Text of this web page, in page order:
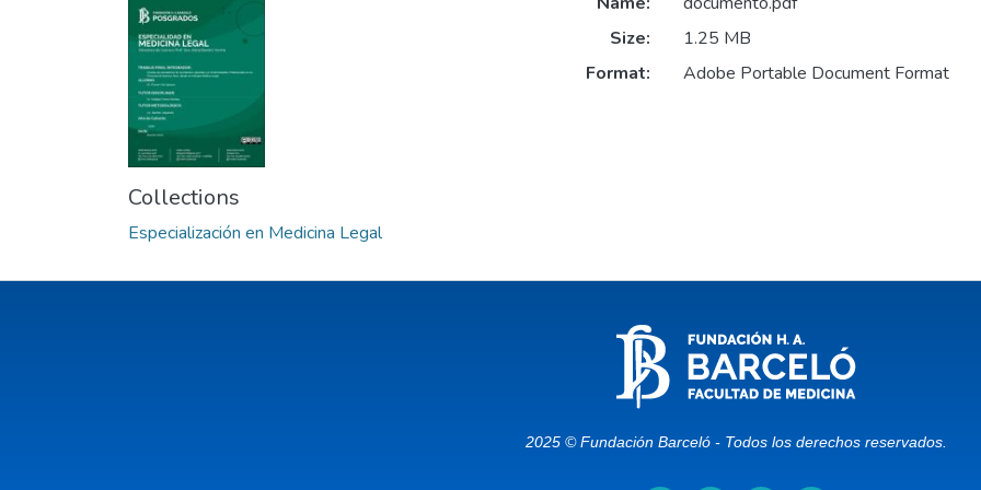
Size:
1.25 MB
Format:
Adobe Portable Document Format
Collections
Especialización en Medicina Legal
2025 © Fundación Barceló - Todos los derechos reservados.